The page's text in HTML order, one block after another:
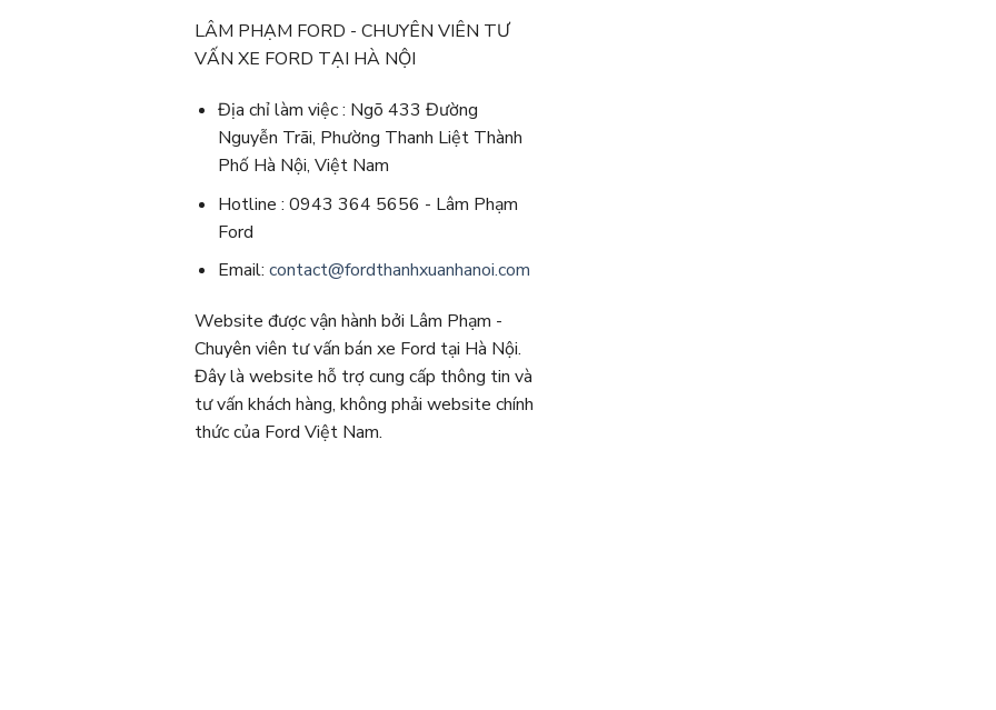
LÂM PHẠM FORD - CHUYÊN VIÊN TƯ
VẤN XE FORD TẠI HÀ NỘI
Địa chỉ làm việc : Ngõ 433 Đường
Nguyễn Trãi, Phường Thanh Liệt Thành
Phố Hà Nội, Việt Nam
Hotline : 0943 364 5656 - Lâm Phạm
Ford
Email: contact@fordthanhxuanhanoi.com
Website được vận hành bởi Lâm Phạm -
Chuyên viên tư vấn bán xe Ford tại Hà Nội.
Đây là website hỗ trợ cung cấp thông tin và
tư vấn khách hàng, không phải website chính
thức của Ford Việt Nam.